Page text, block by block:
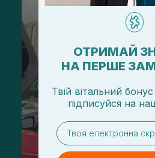
ОТРИМАЙ
НА ПЕРШЕ
Твій вітальний
підписуйся на
email